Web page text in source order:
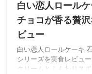
白い恋人ロール
チョコが香る贅
ビュー
白い恋人ロールケーキ
シリーズを実食レビュ
クリームとふんわりス